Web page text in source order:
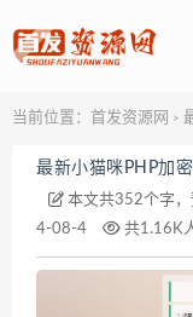
当前位置： 首发资源网 >
最新小猫咪PHP加
本文共352个字
4-08-4
共1.16K